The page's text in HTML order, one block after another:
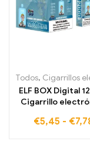
Todos, Cigarrillos electrónicos
ELF BOX Digital
Cigarrillo
12000
€5,45 - €